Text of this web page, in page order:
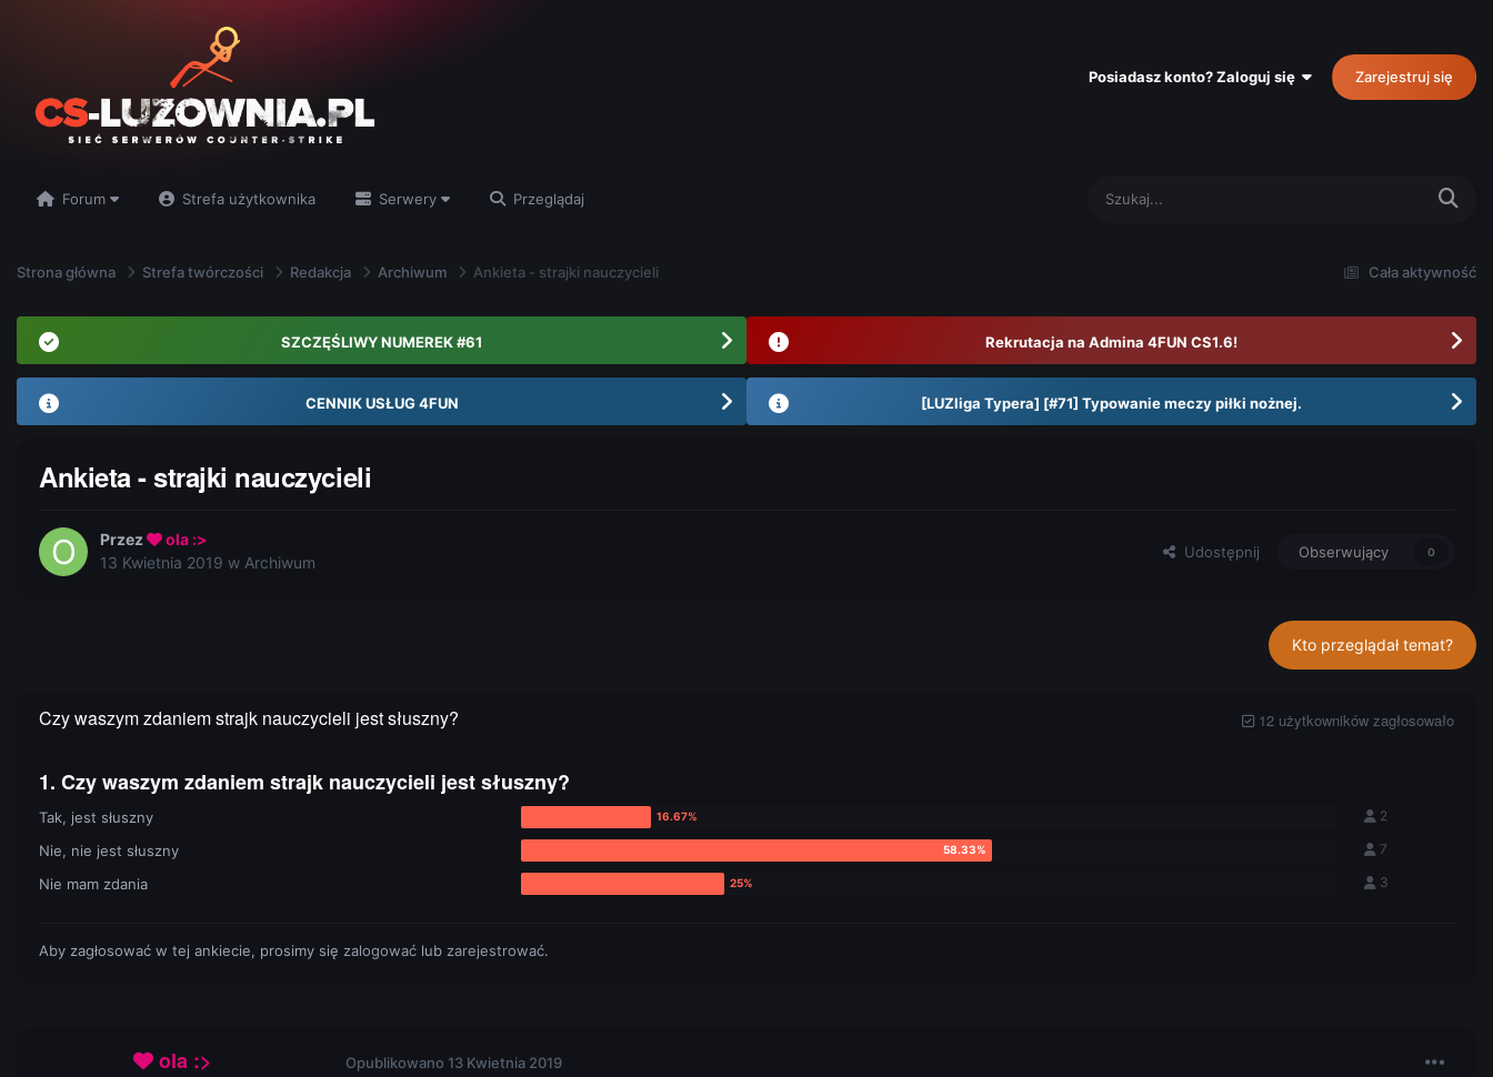
Posiadasz konto? Zaloguj się Zarejestruj się
Forum Strefa użytkownika Serwery Przeglądaj
Cała aktywność
Strona główna Strefa twórczości Redakcja Archiwum Ankieta - strajki nauczycieli
SZCZĘŚLIWY NUMEREK #61 Rekrutacja na Admina 4FUN CS1.6!
CENNIK USŁUG 4FUN [LUZliga Typera] [#71] Typowanie meczy piłki nożnej.
Ankieta - strajki nauczycieli
Przez
ola :>
13 Kwietnia 2019 w Archiwum
Udostępnij Obserwujący 0
Kto przeglądał temat?
Czy waszym zdaniem strajk nauczycieli jest słuszny? 12 użytkowników zagłosowało
1. Czy waszym zdaniem strajk nauczycieli jest słuszny?
Tak, jest słuszny 2
Nie, nie jest słuszny 7
Nie mam zdania 3
Aby zagłosować w tej ankiecie, prosimy się zalogować lub zarejestrować.
ola :> Opublikowano 13 Kwietnia 2019